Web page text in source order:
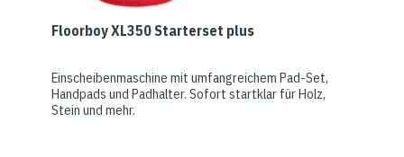
Floorboy XL350 Starterset plus
Einscheibenmaschine mit umfangreichem Pad-Set,
Handpads und Padhalter. Sofort startklar für Holz,
Stein und mehr.